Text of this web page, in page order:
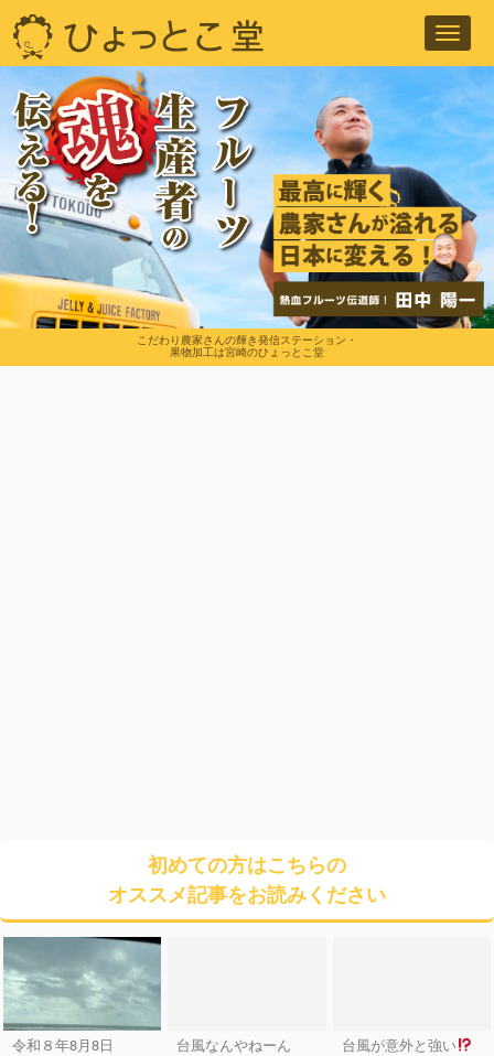
こだわり農家さんの輝き発信ステーション・
果物加工は宮崎のひょっとこ堂
初めての方はこちらの
オススメ記事をお読みください
令和８年8月8日 台風なんやねーん 台風が意外と強い